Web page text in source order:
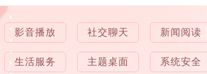
影音播放 社交聊天 新闻阅读
生活服务 主题桌面 系统安全